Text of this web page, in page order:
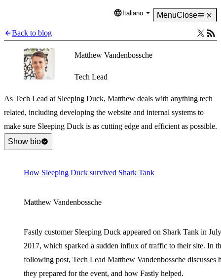
Language
Italiano MenuClose
Back to blog
Matthew Vandenbossche
Tech Lead
As Tech Lead at Sleeping Duck, Matthew deals with anything tech
related, including developing the website and internal systems to
make sure Sleeping Duck is as cutting edge and efficient as possible.
Show bio
How Sleeping Duck survived Shark Tank
Matthew Vandenbossche
Fastly customer Sleeping Duck appeared on Shark Tank in July
2017, which sparked a sudden influx of traffic to their site. In
following post, Tech Lead Matthew Vandenbossche discusses
they prepared for the event, and how Fastly helped.